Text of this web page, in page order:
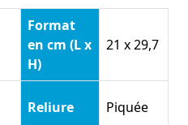
Format
en cm (L x
H)
21 x 29,7
Reliure Piquée